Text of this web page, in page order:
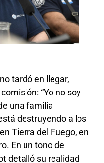
tardó en llegar,
“Yo no soy
una familia
destruyendo a los
Tierra del Fuego, en
En un tono de
detalló su realidad